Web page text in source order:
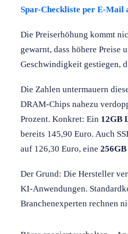
Spar-Checkliste per E-Mail
Die Preiserhöhung kommt
gewarnt, dass höhere Preise
Geschwindigkeit gestiegen,
Die Zahlen untermauern
DRAM-Chips nahezu
Prozent. Konkret: Ein 12GB
bereits 145,90 Euro. Auch
auf 126,30 Euro, eine 256GB
Der Grund: Die Hersteller
KI-Anwendungen.
Branchenexperten rechnen